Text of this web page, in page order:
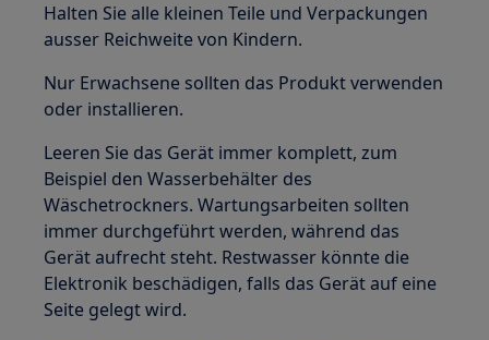
Halten Sie alle kleinen Teile und Verpackungen
ausser Reichweite von Kindern.
Nur Erwachsene sollten das Produkt verwenden
oder installieren.
Leeren Sie das Gerät immer komplett, zum
Beispiel den Wasserbehälter des
Wäschetrockners. Wartungsarbeiten sollten
immer durchgeführt werden, während das
Gerät aufrecht steht. Restwasser könnte die
Elektronik beschädigen, falls das Gerät auf eine
Seite gelegt wird.